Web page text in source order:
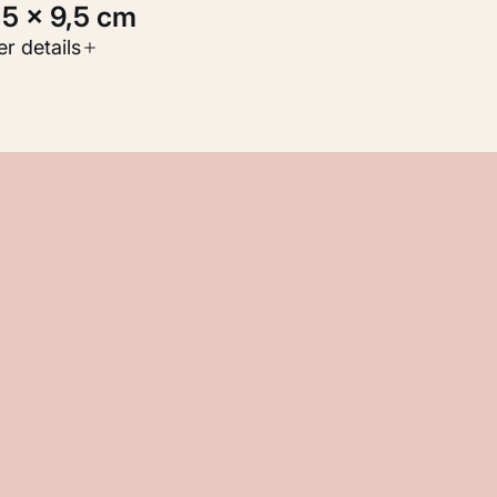
× 9,5 cm
werk
details